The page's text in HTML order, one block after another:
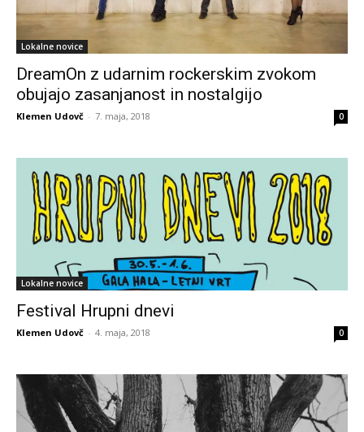
Lokalne novice
DreamOn z udarnim rockerskim zvokom
obujajo zasanjanost in nostalgijo
Klemen Udovč - 7. maja, 2018 0
Lokalne novice
Festival Hrupni dnevi
Klemen Udovč - 4. maja, 2018 0